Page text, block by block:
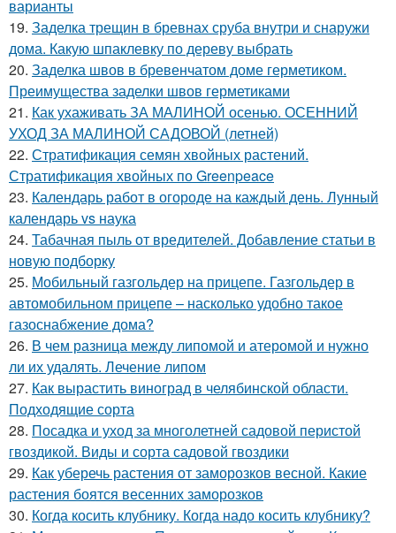
варианты
19. Заделка трещин в бревнах сруба внутри и снаружи
дома. Какую шпаклевку по дереву выбрать
20. Заделка швов в бревенчатом доме герметиком.
Преимущества заделки швов герметиками
21. Как ухаживать ЗА МАЛИНОЙ осенью. ОСЕННИЙ
УХОД ЗА МАЛИНОЙ САДОВОЙ (летней)
22. Стратификация семян хвойных растений.
Стратификация хвойных по Greenpeace
23. Календарь работ в огороде на каждый день. Лунный
календарь vs наука
24. Табачная пыль от вредителей. Добавление статьи в
новую подборку
25. Мобильный газгольдер на прицепе. Газгольдер в
автомобильном прицепе – насколько удобно такое
газоснабжение дома?
26. В чем разница между липомой и атеромой и нужно
ли их удалять. Лечение липом
27. Как вырастить виноград в челябинской области.
Подходящие сорта
28. Посадка и уход за многолетней садовой перистой
гвоздикой. Виды и сорта садовой гвоздики
29. Как уберечь растения от заморозков весной. Какие
растения боятся весенних заморозков
30. Когда косить клубнику. Когда надо косить клубнику?